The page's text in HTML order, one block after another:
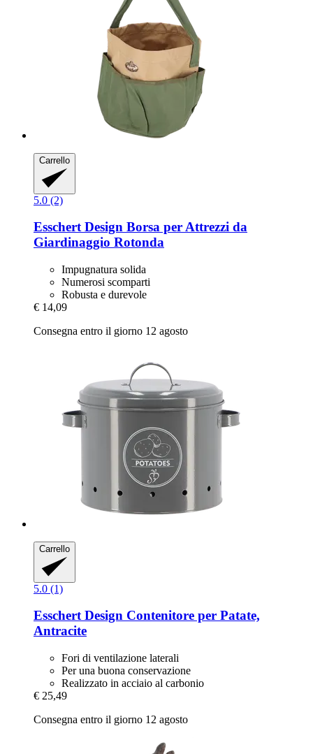
Carrello
5.0 (2)
Esschert Design Borsa per Attrezzi da
Giardinaggio Rotonda
Impugnatura solida
Numerosi scomparti
Robusta e durevole
€ 14,09
Consegna entro il giorno 12 agosto
Carrello
5.0 (1)
Esschert Design Contenitore per Patate,
Antracite
Fori di ventilazione laterali
Per una buona conservazione
Realizzato in acciaio al carbonio
€ 25,49
Consegna entro il giorno 12 agosto